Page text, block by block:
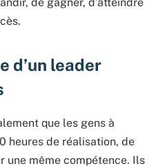
de gagner, d’atteindre
d’un leader
que les gens à
heures de réalisation, de
une même compétence. Ils